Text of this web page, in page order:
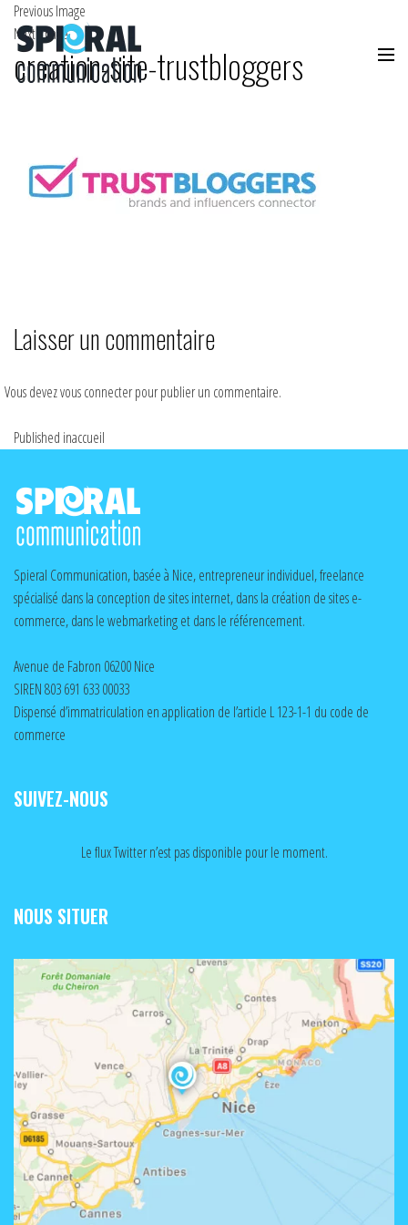
Previous Image
Next Image
creation-site-trustbloggers
Laisser un commentaire
Vous devezvous connecterpour publier un commentaire.
Published inaccueil
Spieral Communication, basée à Nice, entrepreneur individuel, freelance
spécialisé dans la conception de sites internet, dans la création de sites e-
commerce, dans le webmarketing et dans le référencement.
Avenue de Fabron 06200 Nice
SIREN 803 691 633 00033
Dispensé d’immatriculation en application de l’article L 123-1-1 du code de
commerce
SUIVEZ-NOUS
Le flux Twitter n’est pas disponible pour le moment.
NOUS SITUER